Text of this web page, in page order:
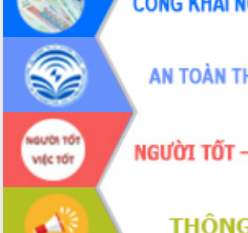
sầu riêng tại Đắk Lắk
Trình diễn nghệ thuật chế biến các
món ăn từ sầu riêng
Đắk Lắk công bố Quy hoạch và xúc
tiến đầu tư tỉnh
Ngành cá ngừ Đắk Lắk chủ động thích
ứng để giữ vững thị trường xuất khẩu
Diễn đàn Kinh tế tư nhân Việt Nam đột
phá cơ chế - Hợp tác công tư
Đề án 06 tạo bước ngoặt đột phá trong
cải cách hành chính tỉnh Đắk Lắk
Kết nối tour, đẩy mạnh chuyển đổi số
để phát triển du lịch Đắk Lắk